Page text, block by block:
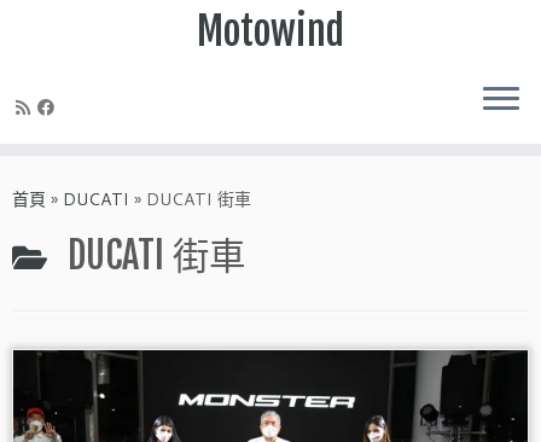
to
Motowind
首頁 » DUCATI » DUCATI 街車
DUCATI 街車